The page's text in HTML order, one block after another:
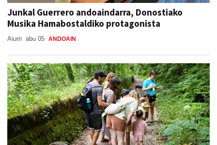
Junkal Guerrero andoaindarra, Donostiako
Musika Hamabostaldiko protagonista
Aiurri abu 05 ANDOAIN